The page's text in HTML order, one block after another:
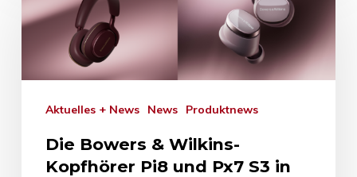
Aktuelles + News News Produktnews
Die Bowers & Wilkins-
Kopfhörer Pi8 und Px7 S3 in